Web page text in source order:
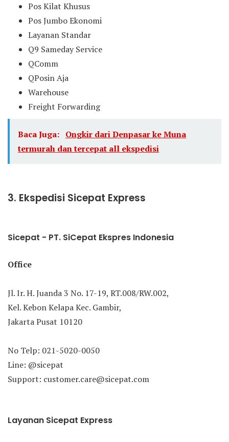
Pos Kilat Khusus
Pos Jumbo Ekonomi
Layanan Standar
Q9 Sameday Service
QComm
QPosin Aja
Warehouse
Freight Forwarding
Baca Juga: Ongkir dari Denpasar ke Muna
termurah dan tercepat all ekspedisi
3. Ekspedisi Sicepat Express
Sicepat - PT. SiCepat Ekspres Indonesia
Office
Jl. Ir. H. Juanda 3 No. 17-19, RT.008/RW.002,
Kel. Kebon Kelapa Kec. Gambir,
Jakarta Pusat 10120
No Telp: 021-5020-0050
Line: @sicepat
Support: customer.care@sicepat.com
Layanan Sicepat Express